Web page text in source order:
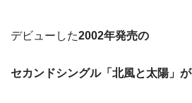
デビューした2002年発売の
セカンドシングル「北風と太陽」が